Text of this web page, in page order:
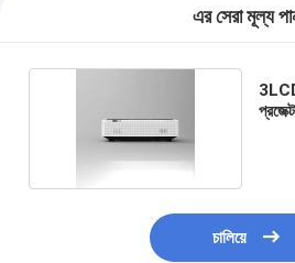
এর সেরা মূল্য
চালিয়ে